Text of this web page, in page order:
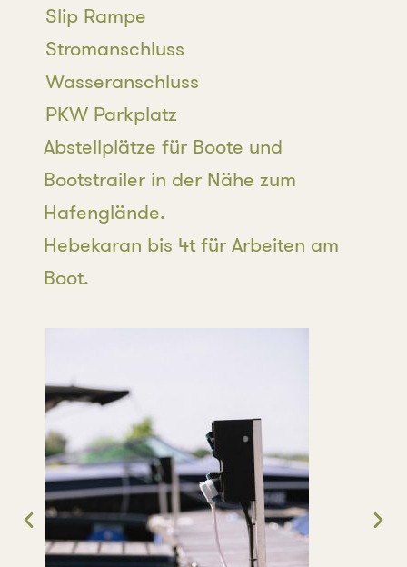
Slip Rampe
Stromanschluss
Wasseranschluss
PKW Parkplatz
Abstellplätze für Boote und
Bootstrailer in der Nähe zum
Hafenglände.
Hebekaran bis 4t für Arbeiten am
Boot.